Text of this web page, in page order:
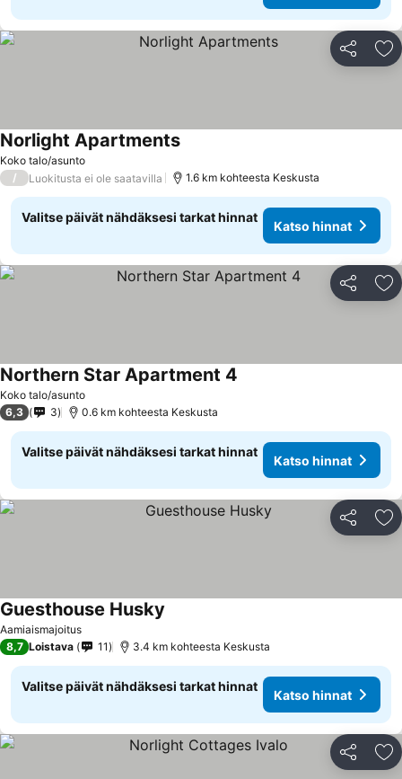
Jaa
Koko talo/asunto
Norlight ApartmentsKatso hinnat
/ Luokitusta ei ole saatavilla 1.6 km kohteesta Keskusta
Valitse päivät nähdäksesi tarkat hinnat
Katso hinnat
Jaa
Koko talo/asunto
Northern Star Apartment 4
6,3 3 0.6 km kohteesta Keskusta
Valitse päivät nähdäksesi tarkat hinnat
Katso hinnat
Jaa
Aamiaismajoitus
Guesthouse Husky
8,7 Loistava 11 3.4 km kohteesta Keskusta
Valitse päivät nähdäksesi tarkat hinnat
Katso hinnat
Jaa